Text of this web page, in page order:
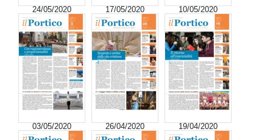
24/05/2020 17/05/2020 10/05/2020
03/05/2020 26/04/2020 19/04/2020